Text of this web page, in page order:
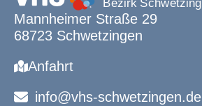
Mannheimer Straße 29
68723 Schwetzingen
Anfahrt
info@vhs-schwetzingen.de